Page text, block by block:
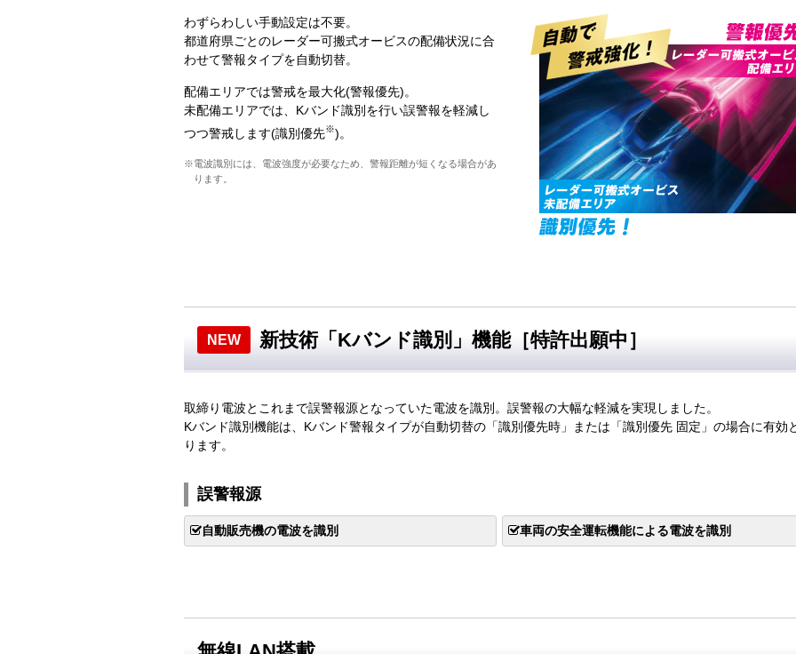
わずらわしい手動設定は不要。
都道府県ごとのレーダー可搬式オービスの配備状況に合
わせて警報タイプを自動切替。
配備エリアでは警戒を最大化(警報優先)。
未配備エリアでは、Kバンド識別を行い誤警報を軽減し
つつ警戒します(識別優先※)。
※電波識別には、電波強度が必要なため、警報距離が短くなる場合があ
ります。
NEW 新技術「Kバンド識別」機能［特許出願中］
取締り電波とこれまで誤警報源となっていた電波を識別。誤警報の大幅な軽減を実現しました。
Kバンド識別機能は、Kバンド警報タイプが自動切替の「識別優先時」または「識別優先 固定」の場合に有効
ります。
誤警報源
自動販売機の電波を識別 車両の安全運転機能による電波を識別